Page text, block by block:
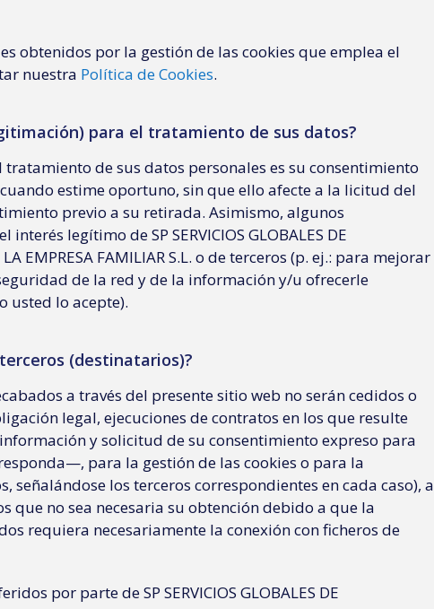
obtenidos por la gestión de las cookies que emplea el
nuestra Política de Cookies.
para el tratamiento de sus datos?
de sus datos personales es su consentimiento
estime oportuno, sin que ello afecte a la licitud del
previo a su retirada. Asimismo, algunos
legítimo de SP SERVICIOS GLOBALES DE
LA EMPRESA FAMILIAR S.L. o de terceros (p. ej.: para mejorar
de la red y de la información y/u ofrecerle
usted lo acepte).
(destinatarios)?
a través del presente sitio web no serán cedidos o
legal, ejecuciones de contratos en los que resulte
y solicitud de su consentimiento expreso para
para la gestión de las cookies o para la
señalándose los terceros correspondientes en cada caso), a
que no sea necesaria su obtención debido a que la
requiera necesariamente la conexión con ficheros de
por parte de SP SERVICIOS GLOBALES DE